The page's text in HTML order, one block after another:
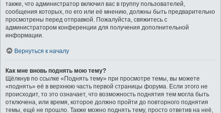
также, что администратор включил вас в группу пользователей,
сообщения которых, по его или её мнению, должны быть предварительно
просмотрены перед отправкой. Пожалуйста, свяжитесь с
администратором конференции для получения дополнительной
информации.
Вернуться к началу
Как мне вновь поднять мою тему?
Щёлкнув по ссылке «Поднять тему» при просмотре темы, вы можете
«поднять» её в верхнюю часть первой страницы форума. Если этого не
происходит, то это означает, что возможность поднятия тем могла быть
отключена, или время, которое должно пройти до повторного поднятия
темы, ещё не прошло. Также можно поднять тему, просто ответив на неё,